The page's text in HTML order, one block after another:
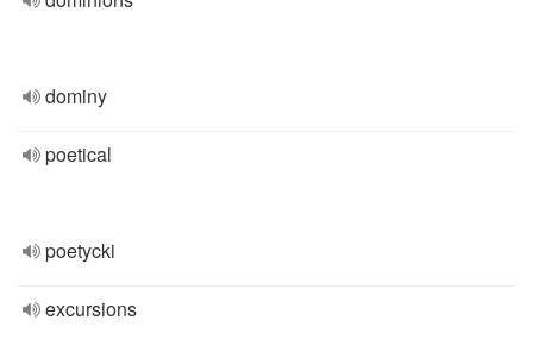
dominy
poetical
poetycki
excursions